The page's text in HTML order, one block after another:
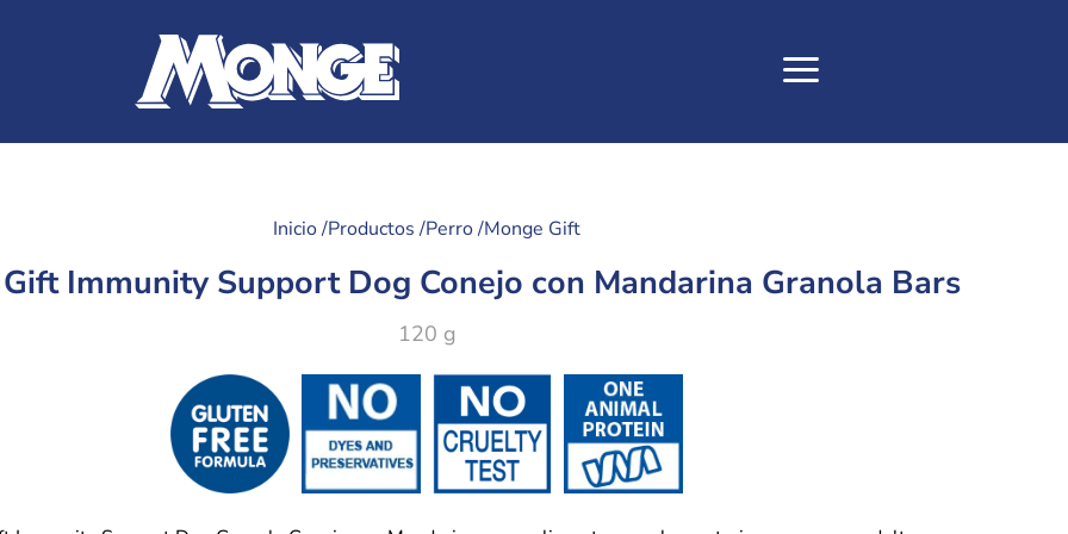
Inicio /Productos /Perro /Monge Gift
Immunity Support Dog Conejo con Mandarina Granola Bars
120 g